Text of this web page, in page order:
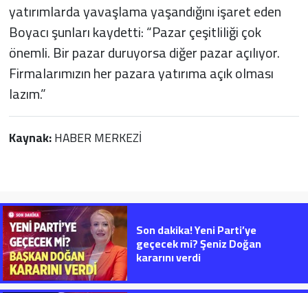
yatırımlarda yavaşlama yaşandığını işaret eden
Boyacı şunları kaydetti: “Pazar çeşitliliği çok
önemli. Bir pazar duruyorsa diğer pazar açılıyor.
Firmalarımızın her pazara yatırıma açık olması
lazım.”
Kaynak:HABER MERKEZİ
Son dakika! Yeni Parti’ye
geçecek mi? Şeniz Doğan
kararını verdi